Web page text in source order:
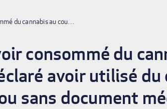
du cannabis au cou…
consommé du
avoir utilisé du
sans document